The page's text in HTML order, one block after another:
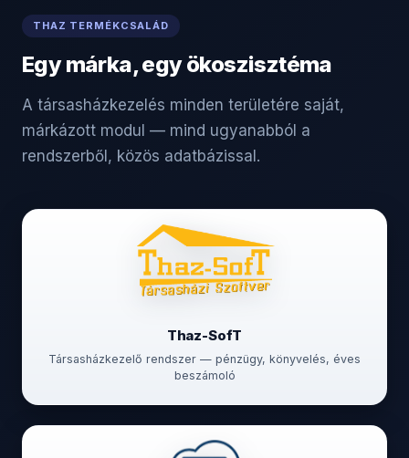
THAZ TERMÉKCSALÁD
Egy márka, egy ökoszisztéma
A társasházkezelés minden területére saját,
márkázott modul — mind ugyanabból a
rendszerből, közös adatbázissal.
Thaz-SofT
Társasházkezelő rendszer — pénzügy, könyvelés, éves
beszámoló